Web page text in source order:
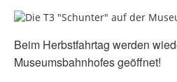
Beim Herbstfahrtag werden
Museumsbahnhofes geöffnet!